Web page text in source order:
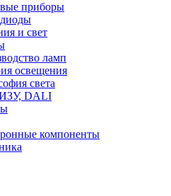
приборы
и свет
ламп
освещения
света
DALI
компоненты